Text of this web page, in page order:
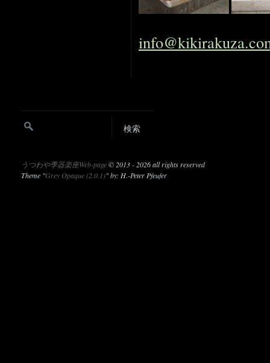
うつわや季器楽座Web-page© 2013 - 2026 all rights reserved
Theme "Grey Opaque (2.0.1)" by: H.-Peter Pfeufer